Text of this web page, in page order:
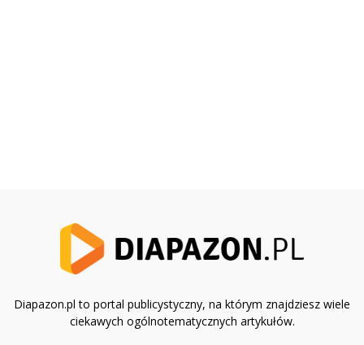
Diapazon.pl to portal publicystyczny, na którym znajdziesz wiele
ciekawych ogólnotematycznych artykułów.